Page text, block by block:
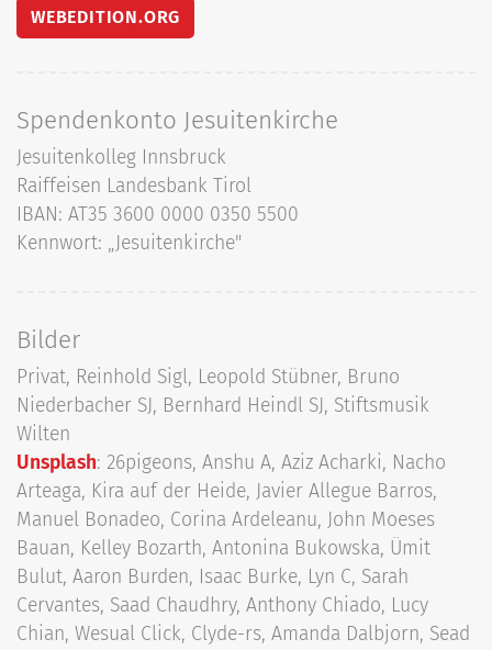
WEBEDITION.ORG
Spendenkonto Jesuitenkirche
Jesuitenkolleg Innsbruck
Raiffeisen Landesbank Tirol
IBAN: AT35 3600 0000 0350 5500
Kennwort: „Jesuitenkirche"
Bilder
Privat, Reinhold Sigl, Leopold Stübner, Bruno
Niederbacher SJ, Bernhard Heindl SJ, Stiftsmusik
Wilten
Unsplash: 26pigeons, Anshu A, Aziz Acharki, Nacho
Arteaga, Kira auf der Heide, Javier Allegue Barros,
Manuel Bonadeo, Corina Ardeleanu, John Moeses
Bauan, Kelley Bozarth, Antonina Bukowska, Ümit
Bulut, Aaron Burden, Isaac Burke, Lyn C, Sarah
Cervantes, Saad Chaudhry, Anthony Chiado, Lucy
Chian, Wesual Click, Clyde-rs, Amanda Dalbjorn, Sead